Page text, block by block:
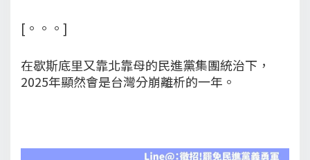
[。。。]
在歇斯底里又靠北靠母的民進黨集團統治下，
2025年顯然會是台灣分崩離析的一年。